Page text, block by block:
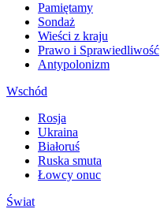
Pamiętamy
Sondaż
Wieści z kraju
Prawo i Sprawiedliwość
Antypolonizm
Wschód
Rosja
Ukraina
Białoruś
Ruska smuta
Łowcy onuc
Świat